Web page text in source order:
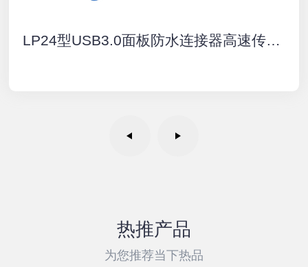
LP24型USB3.0面板防水连接器高速传输IP68户外航空插头插座
热推产品
为您推荐当下热品